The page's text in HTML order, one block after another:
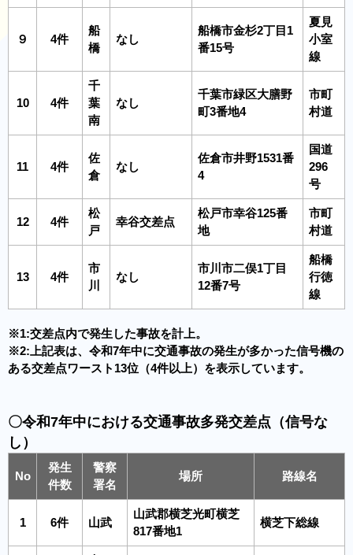
９ 4件
船
橋
なし
船橋市金杉2丁目1
番15号
夏見
小室
線
10 4件
千
葉
南
なし
千葉市緑区大膳野
町3番地4
市町
村道
11 4件
佐
倉
なし
佐倉市井野1531番
4
国道
296
号
12 4件
松
戸
幸谷交差点
松戸市幸谷125番
地
市町
村道
13 4件
市
川
なし
市川市二俣1丁目
12番7号
船橋
行徳
線
※1:交差点内で発生した事故を計上。
※2:上記表は、令和7年中に交通事故の発生が多かった信号機の
ある交差点ワースト13位（4件以上）を表示しています。
〇令和7年中における交通事故多発交差点（信号な
し）
No
発生
件数
警察
署名
場所 路線名
1 6件 山武
山武郡横芝光町横芝
817番地1
横芝下総線